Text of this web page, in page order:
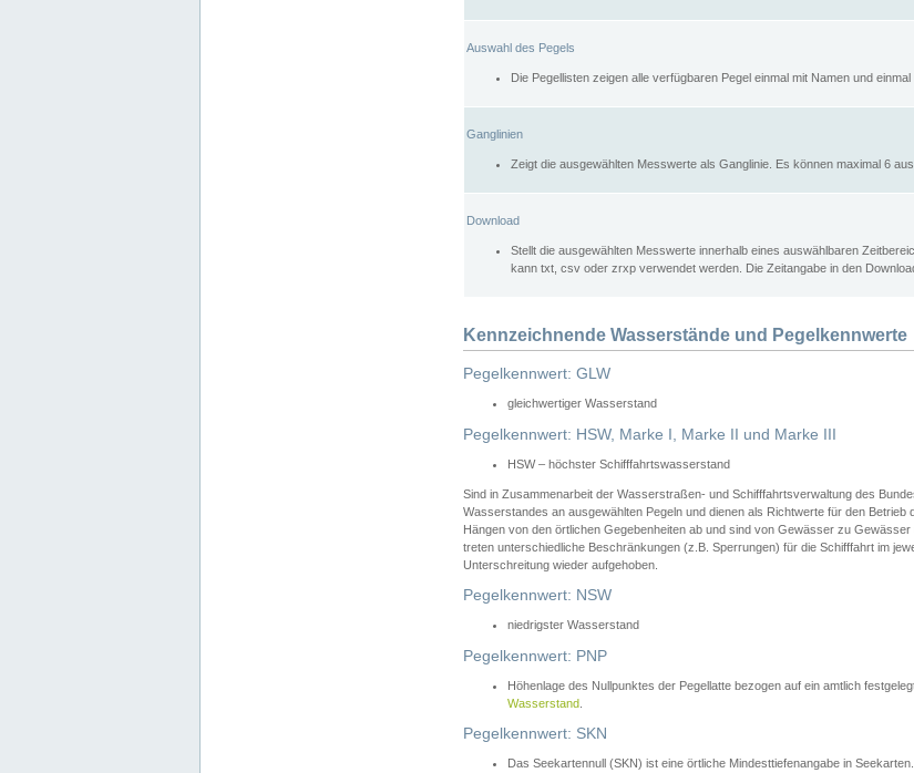
Auswahl des Pegels
Die Pegellisten zeigen alle verfügbaren Pegel einmal mit Namen und einmal
Ganglinien
Zeigt die ausgewählten Messwerte als Ganglinie. Es können maximal 6
Download
Stellt die ausgewählten Messwerte innerhalb eines auswählbaren
kann txt, csv oder zrxp verwendet werden. Die Zeitangabe in den
Kennzeichnende Wasserstände und Pegelkennwerte
Pegelkennwert: GLW
gleichwertiger Wasserstand
Pegelkennwert: HSW, Marke I, Marke II und Marke III
HSW – höchster Schifffahrtswasserstand
Sind in Zusammenarbeit der Wasserstraßen- und Schifffahrtsverwaltung des
Wasserstandes an ausgewählten Pegeln und dienen als Richtwerte für den
Hängen von den örtlichen Gegebenheiten ab und sind von Gewässer zu
treten unterschiedliche Beschränkungen (z.B. Sperrungen) für die Schifffahrt im
Unterschreitung wieder aufgehoben.
Pegelkennwert: NSW
niedrigster Wasserstand
Pegelkennwert: PNP
Höhenlage des Nullpunktes der Pegellatte bezogen auf ein amtlich
Wasserstand
Pegelkennwert: SKN
Das Seekartennull (SKN) ist eine örtliche Mindesttiefenangabe in Seekarten.